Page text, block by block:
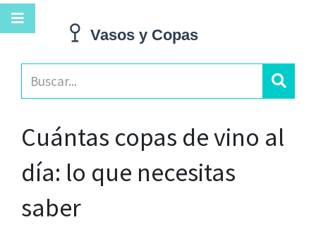
Cuántas copas de vino al
día: lo que necesitas
saber